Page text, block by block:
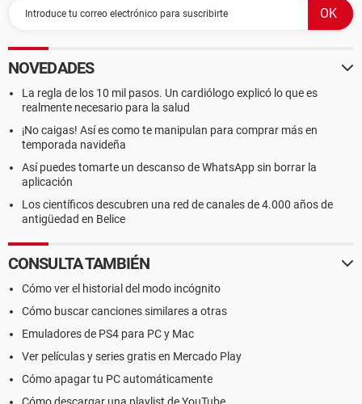
NOVEDADES
La regla de los 10 mil pasos. Un cardiólogo explicó lo que es
realmente necesario para la salud
¡No caigas! Así es como te manipulan para comprar más en
temporada navideña
Así puedes tomarte un descanso de WhatsApp sin borrar la
aplicación
Los científicos descubren una red de canales de 4.000 años de
antigüedad en Belice
CONSULTA TAMBIÉN
Cómo ver el historial del modo incógnito
Cómo buscar canciones similares a otras
Emuladores de PS4 para PC y Mac
Ver películas y series gratis en Mercado Play
Cómo apagar tu PC automáticamente